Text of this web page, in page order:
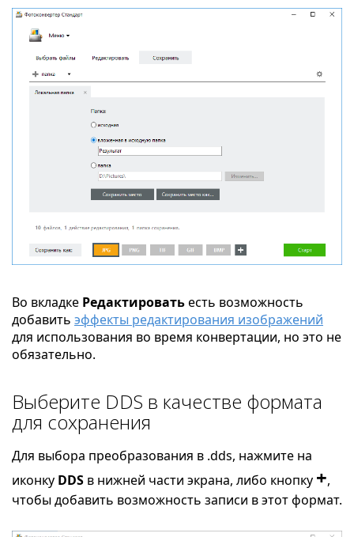
Во вкладке Редактироватьесть возможность
добавить эффекты редактирования изображений
для использования во время конвертации, но это не
обязательно.
Выберите DDS в качестве формата
для сохранения
Для выбора преобразования в .dds, нажмите на
иконку DDS в нижней части экрана, либо кнопку +,
чтобы добавить возможность записи в этот формат.